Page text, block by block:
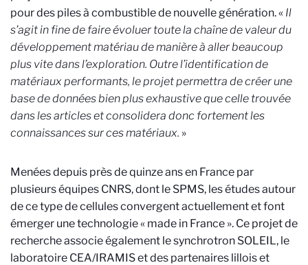
pour des piles à combustible de nouvelle génération. « Il
s’agit in fine de faire évoluer toute la chaîne de valeur du
développement matériau de manière à aller beaucoup
plus vite dans l’exploration. Outre l’identification de
matériaux performants, le projet permettra de créer une
base de données bien plus exhaustive que celle trouvée
dans les articles et consolidera donc fortement les
connaissances sur ces matériaux. »
Menées depuis près de quinze ans en France par
plusieurs équipes CNRS, dont le SPMS, les études autour
de ce type de cellules convergent actuellement et font
émerger une technologie « made in France ». Ce projet de
recherche associe également le synchrotron SOLEIL, le
laboratoire CEA/IRAMIS et des partenaires lillois et